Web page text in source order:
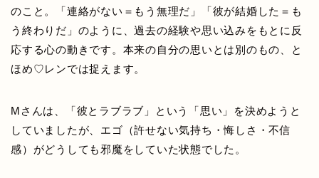
のこと。「連絡がない＝もう無理だ」「彼が結婚した＝も
う終わりだ」のように、過去の経験や思い込みをもとに反
応する心の動きです。本来の自分の思いとは別のもの、と
ほめ♡レンでは捉えます。
Mさんは、「彼とラブラブ」という「思い」を決めようと
していましたが、エゴ（許せない気持ち・悔しさ・不信
感）がどうしても邪魔をしていた状態でした。